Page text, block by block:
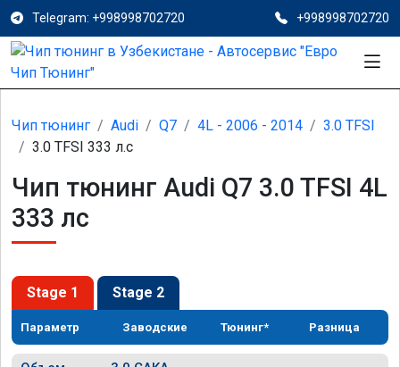
Telegram: +998998702720 +998998702720
Чип тюнинг Audi Q7 4L - 2006 - 2014
3.0 TFSI
3.0 TFSI 333 л.с
Чип тюнинг Audi Q7 3.0 TFSI 4L
333 лс
Stage 1 Stage 2
Параметр Заводские Тюнинг* Разница